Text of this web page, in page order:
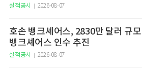
실적공시 2026-08-07
호손 뱅크셰어스, 2830만 달러 규
뱅크셰어스 인수 추진
실적공시 2026-08-07